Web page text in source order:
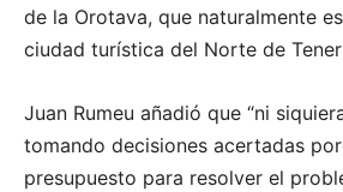
de la Orotava, que naturalmente
ciudad turística del Norte de
Juan Rumeu añadió que “ni
tomando decisiones acertadas
presupuesto para resolver el